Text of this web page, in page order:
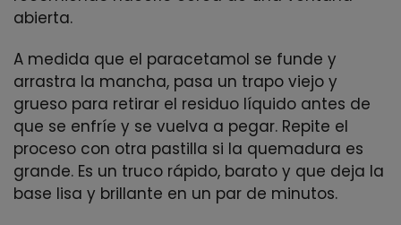
abierta.
A medida que el paracetamol se funde y
arrastra la mancha, pasa un trapo viejo y
grueso para retirar el residuo líquido antes de
que se enfríe y se vuelva a pegar. Repite el
proceso con otra pastilla si la quemadura es
grande. Es un truco rápido, barato y que deja la
base lisa y brillante en un par de minutos.